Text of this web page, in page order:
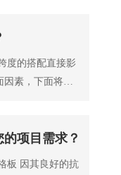
度的搭配直接影
因素，下面将详
项目需求？
板 因其良好的抗